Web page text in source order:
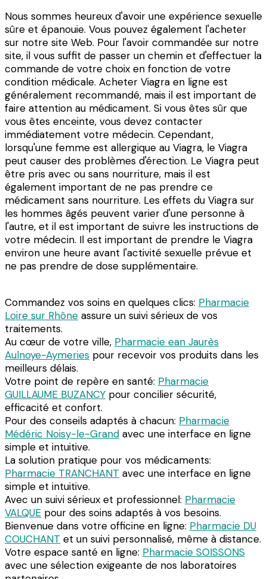
Nous sommes heureux d'avoir une expérience sexuelle
sûre et épanouie. Vous pouvez également l'acheter
sur notre site Web. Pour l'avoir commandée sur notre
site, il vous suffit de passer un chemin et d'effectuer la
commande de votre choix en fonction de votre
condition médicale. Acheter Viagra en ligne est
généralement recommandé, mais il est important de
faire attention au médicament. Si vous êtes sûr que
vous êtes enceinte, vous devez contacter
immédiatement votre médecin. Cependant,
lorsqu'une femme est allergique au Viagra, le Viagra
peut causer des problèmes d'érection. Le Viagra peut
être pris avec ou sans nourriture, mais il est
également important de ne pas prendre ce
médicament sans nourriture. Les effets du Viagra sur
les hommes âgés peuvent varier d'une personne à
l'autre, et il est important de suivre les instructions de
votre médecin. Il est important de prendre le Viagra
environ une heure avant l'activité sexuelle prévue et
ne pas prendre de dose supplémentaire.
Commandez vos soins en quelques clics: Pharmacie
Loire sur Rhône assure un suivi sérieux de vos
traitements.
Au cœur de votre ville, Pharmacie ean Jaurès
Aulnoye-Aymeries pour recevoir vos produits dans les
meilleurs délais.
Votre point de repère en santé: Pharmacie
GUILLAUME BUZANCY pour concilier sécurité,
efficacité et confort.
Pour des conseils adaptés à chacun: Pharmacie
Médéric Noisy-le-Grand avec une interface en ligne
simple et intuitive.
La solution pratique pour vos médicaments:
Pharmacie TRANCHANT avec une interface en ligne
simple et intuitive.
Avec un suivi sérieux et professionnel: Pharmacie
VALQUE pour des soins adaptés à vos besoins.
Bienvenue dans votre officine en ligne: Pharmacie DU
COUCHANT et un suivi personnalisé, même à distance.
Votre espace santé en ligne: Pharmacie SOISSONS
avec une sélection exigeante de nos laboratoires